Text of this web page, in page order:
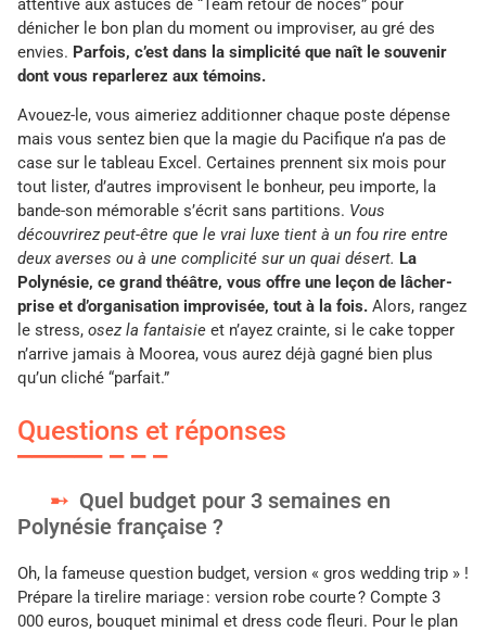
attentive aux astuces de “Team retour de noces” pour
dénicher le bon plan du moment ou improviser, au gré des
envies. Parfois, c’est dans la simplicité que naît le souvenir
dont vous reparlerez aux témoins.
Avouez-le, vous aimeriez additionner chaque poste dépense
mais vous sentez bien que la magie du Pacifique n’a pas de
case sur le tableau Excel. Certaines prennent six mois pour
tout lister, d’autres improvisent le bonheur, peu importe, la
bande-son mémorable s’écrit sans partitions. Vous
découvrirez peut-être que le vrai luxe tient à un fou rire entre
deux averses ou à une complicité sur un quai désert. La
Polynésie, ce grand théâtre, vous offre une leçon de lâcher-
prise et d’organisation improvisée, tout à la fois. Alors, rangez
le stress, osez la fantaisie et n’ayez crainte, si le cake topper
n’arrive jamais à Moorea, vous aurez déjà gagné bien plus
qu’un cliché “parfait.”
Questions et réponses
Quel budget pour 3 semaines en
Polynésie française ?
Oh, la fameuse question budget, version « gros wedding trip » !
Prépare la tirelire mariage : version robe courte ? Compte 3
000 euros, bouquet minimal et dress code fleuri. Pour le plan